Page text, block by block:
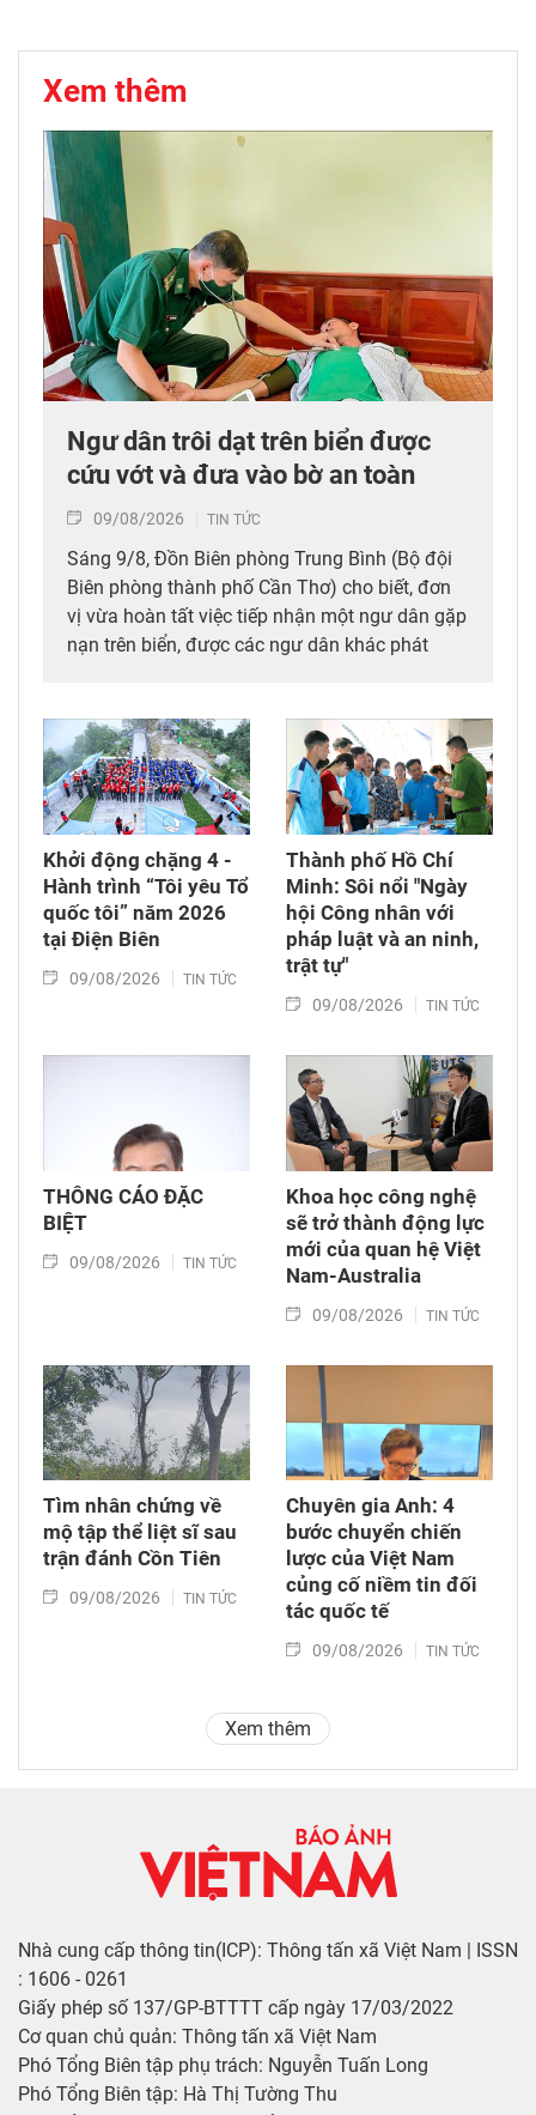
Xem thêm
Ngư dân trôi dạt trên biển được
cứu vớt và đưa vào bờ an toàn
09/08/2026 TIN TỨC
Sáng 9/8, Đồn Biên phòng Trung Bình (Bộ đội
Biên phòng thành phố Cần Thơ) cho biết, đơn
vị vừa hoàn tất việc tiếp nhận một ngư dân gặp
nạn trên biển, được các ngư dân khác phát
Khởi động chặng 4 -
Hành trình “Tôi yêu Tổ
quốc tôi” năm 2026
tại Điện Biên
09/08/2026 TIN TỨC
Thành phố Hồ Chí
Minh: Sôi nổi "Ngày
hội Công nhân với
pháp luật và an ninh,
trật tự"
09/08/2026 TIN TỨC
THÔNG CÁO ĐẶC
BIỆT
09/08/2026 TIN TỨC
Khoa học công nghệ
sẽ trở thành động lực
mới của quan hệ Việt
Nam-Australia
09/08/2026 TIN TỨC
Tìm nhân chứng về
mộ tập thể liệt sĩ sau
trận đánh Cồn Tiên
09/08/2026 TIN TỨC
Chuyên gia Anh: 4
bước chuyển chiến
lược của Việt Nam
củng cố niềm tin đối
tác quốc tế
09/08/2026 TIN TỨC
Xem thêm
Nhà cung cấp thông tin(ICP): Thông tấn xã Việt Nam | ISSN
: 1606 - 0261
Giấy phép số 137/GP-BTTTT cấp ngày 17/03/2022
Cơ quan chủ quản: Thông tấn xã Việt Nam
Phó Tổng Biên tập phụ trách: Nguyễn Tuấn Long
Phó Tổng Biên tập: Hà Thị Tường Thu